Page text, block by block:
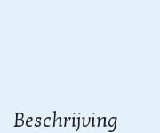
Beschrijving